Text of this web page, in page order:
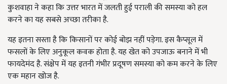
कुशवाहा ने कहा कि उत्तर भारत में जलती हुई पराली की समस्या को हल
करने का यह सबसे अच्छा तरीका है.
यह इतना सस्ता है कि किसानों पर कोई बोझ नहीं पड़ेगा. इस कैप्सूल में
फसलों के लिए अनुकूल कवक होता है. यह खेत को उपजाऊ बनाने में भी
फायदेमंद है. संक्षेप में यह इतनी गंभीर प्रदूषण समस्या को कम करने के लिए
एक महान खोज है.